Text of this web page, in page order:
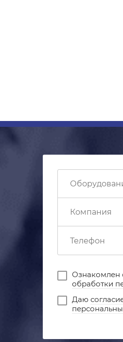
Ознакомлен
обработки
Даю